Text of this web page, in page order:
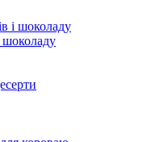
і шоколаду